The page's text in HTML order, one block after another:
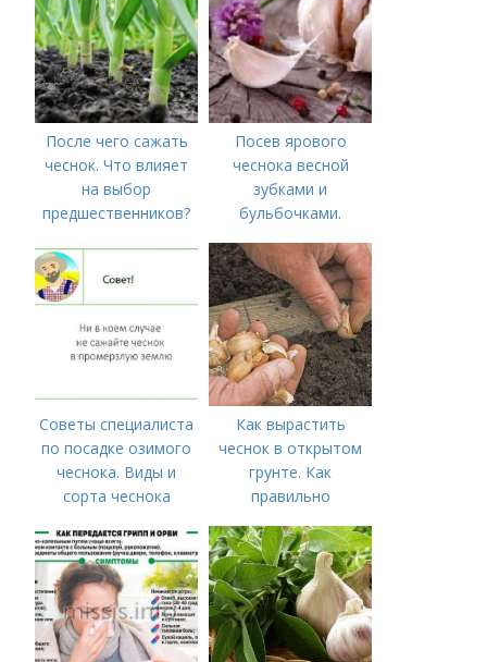
После чего сажать
чеснок. Что влияет
на выбор
предшественников?
Посев ярового
чеснока весной
зубками и
бульбочками.
посадки озимого
чеснока
Советы специалиста
по посадке озимого
чеснока. Виды и
сорта чеснока
Как вырастить
чеснок в открытом
грунте. Как
правильно
открытом грунте